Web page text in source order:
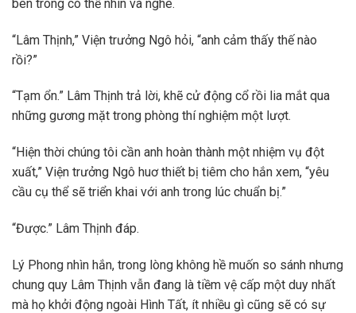
bên trong có thể nhìn và nghe.
“Lâm Thịnh,” Viện trưởng Ngô hỏi, “anh cảm thấy thế nào
rồi?”
“Tạm ổn.” Lâm Thịnh trả lời, khẽ cử động cổ rồi lia mắt qua
những gương mặt trong phòng thí nghiệm một lượt.
“Hiện thời chúng tôi cần anh hoàn thành một nhiệm vụ đột
xuất,” Viện trưởng Ngô huơ thiết bị tiêm cho hắn xem, “yêu
cầu cụ thể sẽ triển khai với anh trong lúc chuẩn bị.”
“Được.” Lâm Thịnh đáp.
Lý Phong nhìn hắn, trong lòng không hề muốn so sánh nhưng
chung quy Lâm Thịnh vẫn đang là tiềm vệ cấp một duy nhất
mà họ khởi động ngoài Hình Tất, ít nhiều gì cũng sẽ có sự